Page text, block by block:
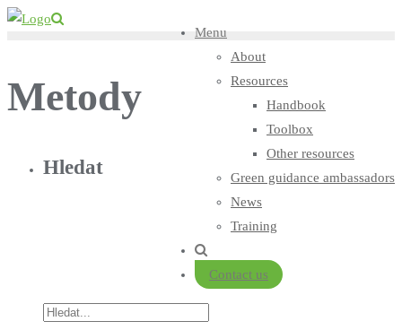
Skip
Menu
About
Resources
Handbook
Toolbox
Other resources
Green guidance ambassadors
News
Training
Contact us
Metody
Hledat